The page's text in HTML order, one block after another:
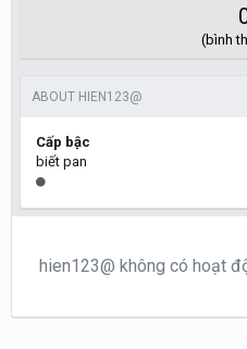
(bình
ABOUT HIEN123@
Cấp bậc
biết pan
hien123@ không có hoạt